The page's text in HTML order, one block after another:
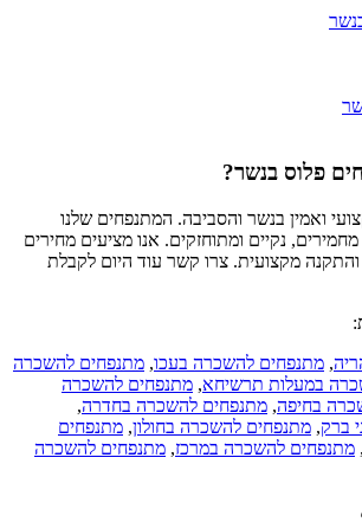
בנשר ?
בנשרוהסביבה. המתנפחים שלנו
נקיים ומתוחזקים. אנו מציעים מחירים
מקצועית. צרו קשר עוד היום לקבלת
להשכרה בעכו, מתנפחים להשכרה
מעלות תרשיחא,מתנפחים להשכרה
חיפה ,מתנפחים להשכרה בחדרה,
מתנפחים להשכרה בחולון ,מתנפחים
להשכרה במרכז ,מתנפחים להשכרה